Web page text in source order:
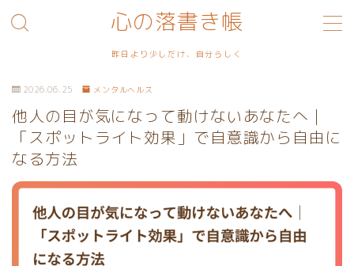
心の落書き帳
昨日より少しだけ、自分らしく
利用規約／特定商取引法に基づく表記
プライバシーポリシー
2026.06.25 メンタルヘルス
他人の目が気になって動けないあなたへ｜
「スポットライト効果」で自意識から自由に
なる方法